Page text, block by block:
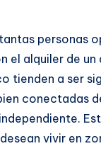
personas
el alquiler de
tienden a ser
conectadas
vivir en